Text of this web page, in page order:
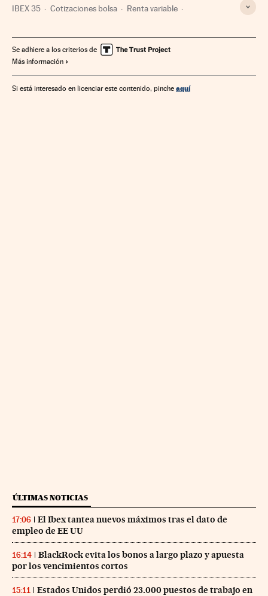
IBEX 35 Cotizaciones bolsa Renta variable
Se adhiere a los criterios de
Más información
Si está interesado en licenciar este contenido, pinche aquí
ÚLTIMAS NOTICIAS
17:06
El Ibex tantea nuevos máximos tras el dato de
empleo de EE UU
16:14
BlackRock evita los bonos a largo plazo y apuesta
por los vencimientos cortos
15:11
Estados Unidos perdió 23.000 puestos de trabajo en